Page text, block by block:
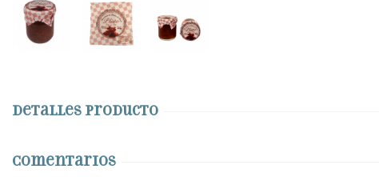
Detalles producto
Comentarios